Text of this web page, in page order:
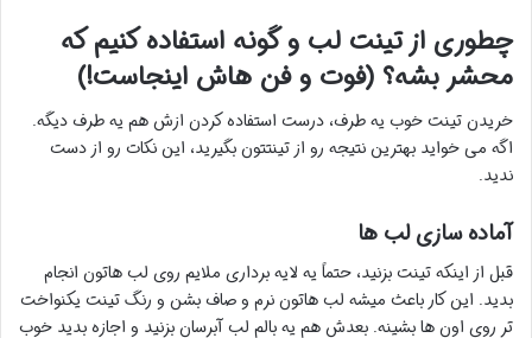
چطوری از تینت لب و گونه استفاده کنیم که
محشر بشه؟ (فوت و فن هاش اینجاست!)
خریدن تینت خوب یه طرف، درست استفاده کردن ازش هم یه طرف دیگه.
اگه می خواید بهترین نتیجه رو از تینتتون بگیرید، این نکات رو از دست
ندید.
آماده سازی لب ها
قبل از اینکه تینت بزنید، حتماً یه لایه برداری ملایم روی لب هاتون انجام
بدید. این کار باعث میشه لب هاتون نرم و صاف بشن و رنگ تینت یکنواخت
تر روی اون ها بشینه. بعدش هم یه بالم لب آبرسان بزنید و اجازه بدید خوب